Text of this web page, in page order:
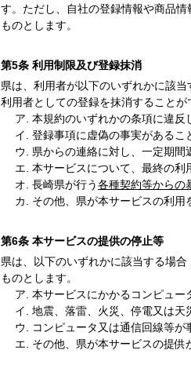
す。ただし、自社の登録情報や商品
ものとします。
第5条 利用制限及び登録抹消
県は、利用者が以下のいずれかに該
利用者としての登録を抹消することが
本規約のいずれかの条項に違反
登録事項に虚偽の事実があるこ
県からの連絡に対し、一定期間
本サービスについて、最終の利
長崎県が行う各種契約等からの
その他、県が本サービスの利用
第6条 本サービスの提供の停止等
県は、以下のいずれかに該当する場
ものとします。
本サービスにかかるコンピュー
地震、落雷、火災、停電又は天
コンピュータ又は通信回線等が
その他、県が本サービスの提供